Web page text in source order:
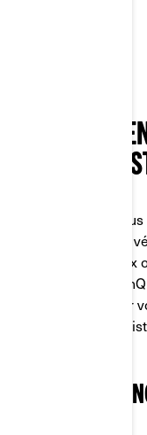
OU
GRÂCE AU
et Spyder sont
la moitié arrière du
cargaison sont
avec le système
polyvalentes pour
que notre
GLACIÈRE